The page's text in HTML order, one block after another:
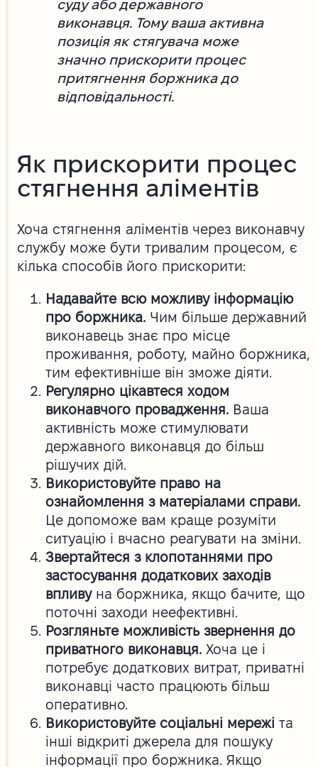
суду або державного
виконавця. Тому ваша активна
позиція як стягувача може
значно прискорити процес
притягнення боржника до
відповідальності.
Як прискорити процес
стягнення аліментів
Хоча стягнення аліментів через виконавчу
службу може бути тривалим процесом, є
кілька способів його прискорити:
Надавайте всю можливу інформацію
про боржника.Чим більше державний
виконавець знає про місце
проживання, роботу, майно боржника,
тим ефективніше він зможе діяти.
Регулярно цікавтеся ходом
виконавчого провадження. Ваша
активність може стимулювати
державного виконавця до більш
рішучих дій.
Використовуйте право на
ознайомлення з матеріалами справи.
Це допоможе вам краще розуміти
ситуацію і вчасно реагувати на зміни.
Звертайтеся з клопотаннями про
застосування додаткових заходів
впливуна боржника, якщо бачите, що
поточні заходи неефективні.
Розгляньте можливість звернення до
приватного виконавця.Хоча це і
потребує додаткових витрат, приватні
виконавці часто працюють більш
оперативно.
Використовуйте соціальні мережіта
інші відкриті джерела для пошуку
інформації про боржника. Якщо